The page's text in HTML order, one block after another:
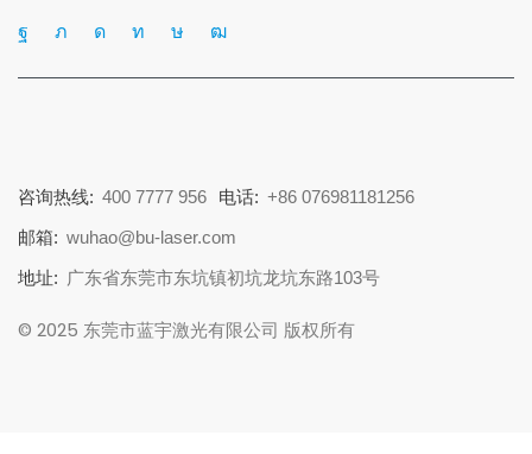
咨询热线: 400 7777 956 电话: +86 076981181256
邮箱: wuhao@bu-laser.com
地址: 广东省东莞市东坑镇初坑龙坑东路103号
© 2025 东莞市蓝宇激光有限公司 版权所有